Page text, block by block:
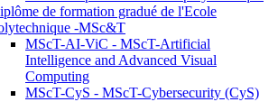
de formation gradué de l'Ecole
-MSc&T
MScT-AI-ViC - MScT-Artificial
Intelligence and Advanced Visual
Computing
MScT-CyS - MScT-Cybersecurity (CyS)